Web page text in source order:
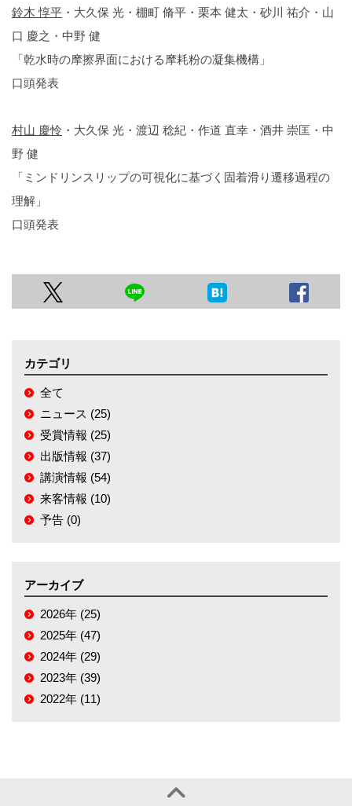
鈴木 惇平 ・大久保 光・棚町 脩平・栗本 健太・砂川 祐介・山
口 慶之・中野 健
「乾水時の摩擦界面における摩耗粉の凝集機構」
口頭発表
村山 慶怜 ・大久保 光・渡辺 稔紀・作道 直幸・酒井 崇匡・中
野 健
「ミンドリンスリップの可視化に基づく固着滑り遷移過程の
理解」
口頭発表
カテゴリ
全て
ニュース (25)
受賞情報 (25)
出版情報 (37)
講演情報 (54)
来客情報 (10)
予告 (0)
アーカイブ
2026年 (25)
2025年 (47)
2024年 (29)
2023年 (39)
2022年 (11)